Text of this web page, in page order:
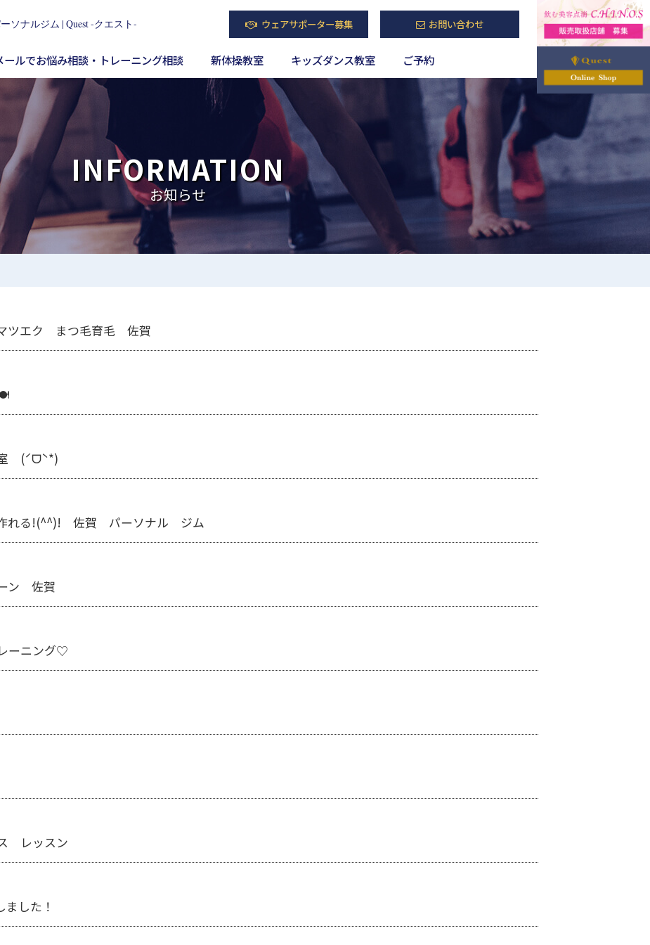
ナルジム | Quest ‐クエスト‐ ウェアサポーター募集 お問い合わせ
ールでお悩み相談・トレーニング相談 新体操教室 キッズダンス教室 ご予約
INFORMATION
お知らせ
ツエク まつ毛育毛 佐賀
(ˊᗜˋ*)
れる!(^^)! 佐賀 パーソナル ジム
ン 佐賀
ーニング♡
レッスン
した！